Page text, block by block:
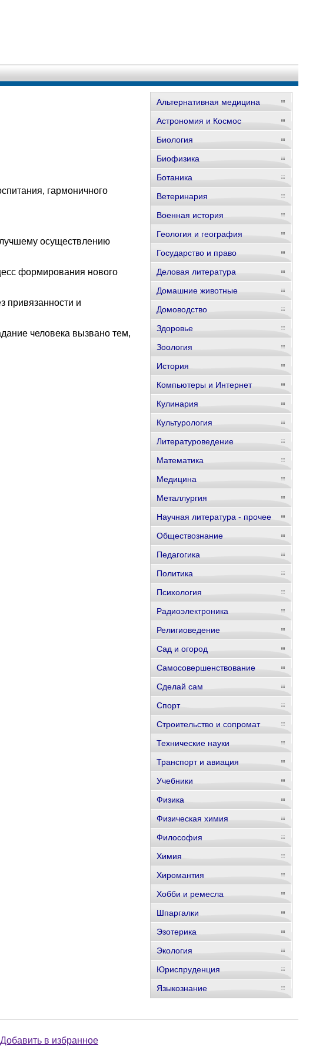
гармоничного
осуществлению
формирования нового
привязанности и
человека вызвано тем,
Альтернативная медицина
Астрономия и Космос
Биология
Биофизика
Ботаника
Ветеринария
Военная история
Геология и география
Государство и право
Деловая литература
Домашние животные
Домоводство
Здоровье
Зоология
История
Компьютеры и Интернет
Кулинария
Культурология
Литературоведение
Математика
Медицина
Металлургия
Научная литература - прочее
Обществознание
Педагогика
Политика
Психология
Радиоэлектроника
Религиоведение
Сад и огород
Самосовершенствование
Сделай сам
Спорт
Строительство и сопромат
Технические науки
Транспорт и авиация
Учебники
Физика
Физическая химия
Философия
Химия
Хиромантия
Хобби и ремесла
Шпаргалки
Эзотерика
Экология
Юриспруденция
Языкознание
Добавить в избранное